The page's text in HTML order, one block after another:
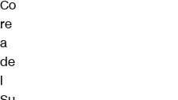
Co
re
a
de
l